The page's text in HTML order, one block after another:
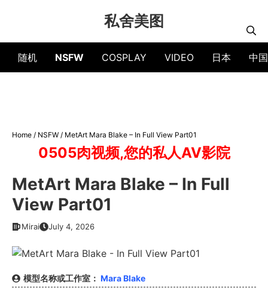
私舍美图
随机 NSFW COSPLAY VIDEO 日本 中国
Home / NSFW / MetArt Mara Blake – In Full View Part01
0505肉视频,您的私人AV影院
MetArt Mara Blake – In Full
View Part01
Mirai July 4, 2026
模型名称或工作室： Mara Blake